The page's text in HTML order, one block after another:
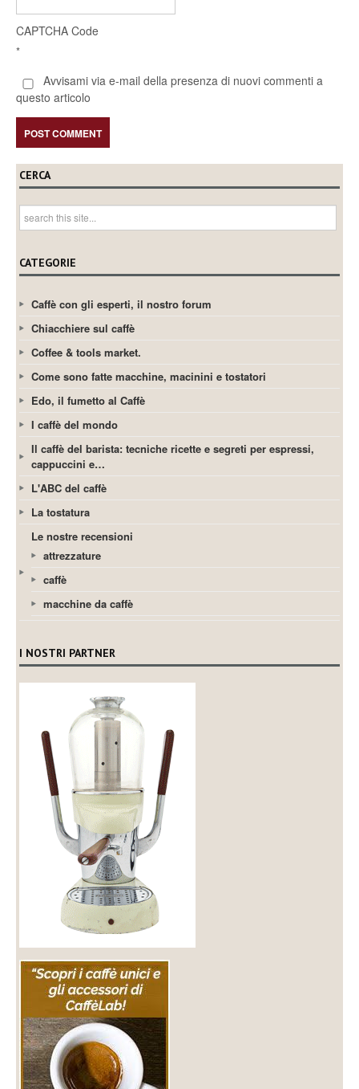
CAPTCHA Code
*
Avvisami via e-mail della presenza di nuovi commenti a
questo articolo
CERCA
CATEGORIE
Caffè con gli esperti, il nostro forum
Chiacchiere sul caffè
Coffee & tools market.
Come sono fatte macchine, macinini e tostatori
Edo, il fumetto al Caffè
I caffè del mondo
Il caffè del barista: tecniche ricette e segreti per espressi,
cappuccini e…
L'ABC del caffè
La tostatura
Le nostre recensioni
attrezzature
caffè
macchine da caffè
I NOSTRI PARTNER